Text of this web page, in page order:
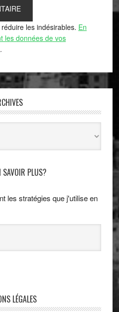
les indésirables. En
les données de vos
.
SAVOIR PLUS?
les stratégies que j'utilise en
LÉGALES